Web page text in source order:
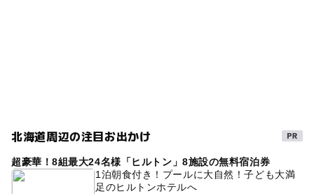
北海道周辺の注目お出かけ
超豪華！8組最大24名様「ヒルトン」8施設の無料宿泊券
1泊朝食付き！プールに大自然！子ども大満
足のヒルトンホテルへ